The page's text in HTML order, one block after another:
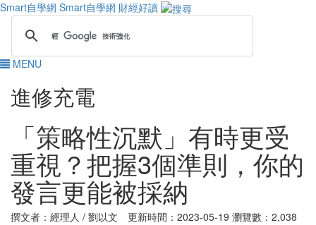
Smart自學網 Smart自學網 財經好讀
MENU
進修充電
「策略性沉默」有時更受
重視？把握3個準則，你的
發言更能被採納
撰文者：經理人 / 劉以文 更新時間：2023-05-19 瀏覽數：2,038